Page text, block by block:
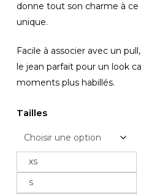
donne tout son charme à
unique.
Facile à associer avec un
le jean parfait pour un look
moments plus habillés.
Tailles
XS
S